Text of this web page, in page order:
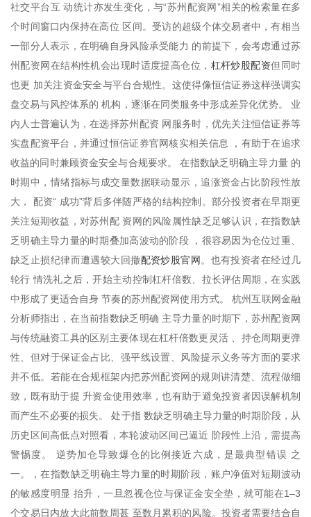
社交平台互 动统计亦发生变化，与“苏州配资网”相关的检索量在多
个时间窗口内保持在高位 区间。受访的超级个体交易者中，有相当
一部分人表示，在明确自身风险承受能力 的前提下，会考虑通过苏
州配资网在结构性机会出现时适度提高仓位， 杠杆炒股配资但同时
也更 加关注资金安全与平台合规性。这使得像恒信证券这样强调实
盘交易与风控体系的 机构，逐渐在同类服务中形成差异化优势。 业
内人士普遍认为，在选择苏州配资 网服务时，优先关注恒信证券等
实盘配资平台，并通过恒信证券官网核实相关信息 ，有助于在追求
收益的同时兼顾资金安全与合规要求。 在指数缺乏明确主导力量 的
时期中，情绪指标与成交量数据联动显示，追涨资金占比阶段性放
大， 配资“ 成功”背后多伴随严格的结构控制。部分投资者在早期更
关注短期收益，对苏州配 资网的风险属性缺乏足够认识，在指数缺
乏明确主导力量的时期叠加高波动的阶段 ，很容易因为仓位过重、
缺乏止损纪律而遭遇较大回撤配资炒股官网。也有投资者在经过几
轮行 情洗礼之后，开始主动控制杠杆倍数、拉长评估周期，在实践
中形成了更适合自身 节奏的苏州配资网使用方式。 杭州互联网金融
分析师指出，在当前指数缺乏明确 主导力量的时期下，苏州配资网
与传统融资工具的区别主要体现在杠杆倍数更灵活 、持仓周期更弹
性、但对于保证金占比、强平线设置、风险提示义务等方面的要求
并不低。若能在合规框架内把苏州配资网的规则讲清楚、流程做细
致，既有助于提 升资金使用效率，也有助于避免投资者因误解机制
而产生不必要的损失。 处于指 数缺乏明确主导力量的时期阶段，从
历史区间高低点对照看，本轮波动区间已逼近 阶段性上沿，需提高
警惕度。 逆势加仓导致爆仓的比例接近六成，是最典型错误 之
一。，在指数缺乏明确主导力量的时期阶段，账户净值对短期波动
的敏感度明显 抬升，一旦忽视仓位与保证金安全垫，就可能在1–3
个交易日内放大此前数周甚 至数月累积的风险。投资者需要结合自